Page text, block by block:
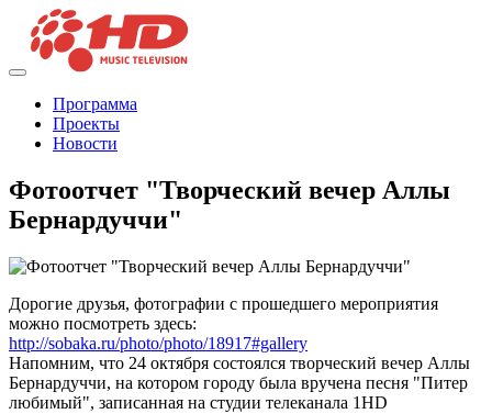
Программа
Проекты
Новости
Фотоотчет "Творческий вечер Аллы
Бернардуччи"
Дорогие друзья, фотографии с прошедшего мероприятия
можно посмотреть здесь:
http://sobaka.ru/photo/photo/18917#gallery
Напомним, что 24 октября состоялся творческий вечер Аллы
Бернардуччи, на котором городу была вручена песня "Питер
любимый", записанная на студии телеканала 1HD